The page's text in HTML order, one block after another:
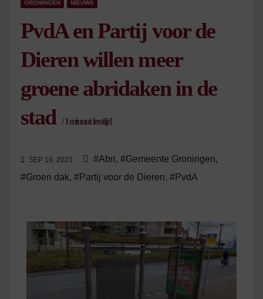
GRONINGEN NIEUWS
PvdA en Partij voor de
Dieren willen meer
groene abridaken in de
stad /1 minuut leestijd
SEP 19, 2023 #Abri, #Gemeente Groningen,
#Groen dak, #Partij voor de Dieren, #PvdA